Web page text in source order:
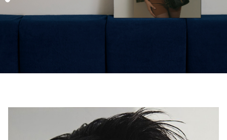
행복이 가득한 집
1987년 창간한 <행복이 가득한 집>은